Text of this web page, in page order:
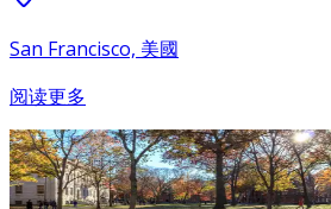
San Francisco, 美國
阅读更多